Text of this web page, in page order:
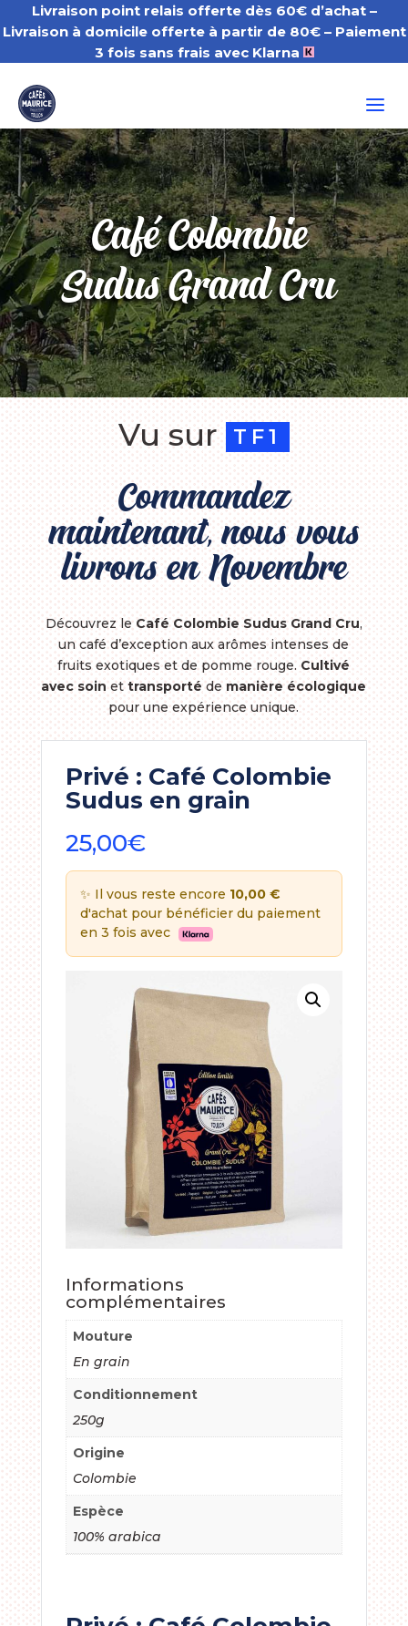
Livraison point relais offerte dès 60€ d’achat –
Livraison à domicile offerte à partir de 80€ – Paiement
3 fois sans frais avec Klarna
a
Café Colombie
Sudus Grand Cru
Vu sur TF1
Commandez
maintenant, nous vous
livrons en Novembre
Découvrez le Café Colombie Sudus Grand Cru,
un café d’exception aux arômes intenses de
fruits exotiques et de pomme rouge.Cultivé
avec soinettransportédemanière écologique
pour une expérience unique.
Privé : Café Colombie
Sudus en grain
25,00€
✨ Il vous reste encore 10,00 €
d'achat pour bénéficier du paiement
en 3 fois avec
Informations
complémentaires
Mouture
En grain
Conditionnement
250g
Origine
Colombie
Espèce
100% arabica